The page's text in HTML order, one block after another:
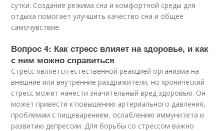
сутки. Создание режима сна и комфортной среды для
отдыха помогает улучшить качество сна и общее
самочувствие.
Вопрос 4: Как стресс влияет на здоровье, и как
с ним можно справиться
Стресс является естественной реакцией организма на
внешние или внутренние раздражители, но хронический
стресс может нанести значительный вред здоровью. Он
может привести к повышению артериального давления,
проблемам с пищеварением, ослаблению иммунитета и
развитию депрессии. Для борьбы со стрессом важно